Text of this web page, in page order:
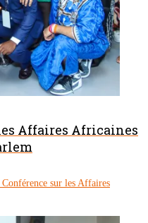
Affaires Africaines
sur les Affaires